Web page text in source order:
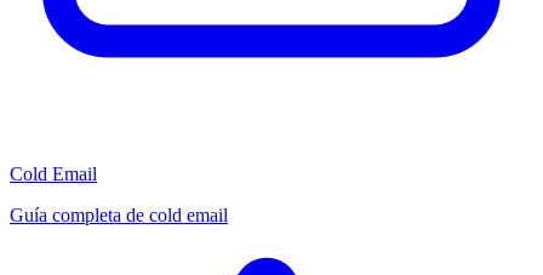
Cold Email
Guía completa de cold email